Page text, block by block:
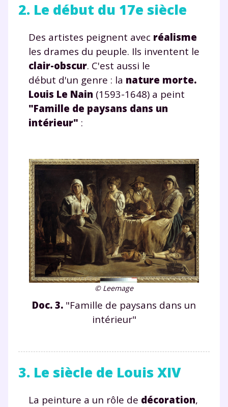
2. Le début du 17e siècle
Des artistes peignent avec réalisme
les drames du peuple. Ils inventent le
clair-obscur. C'est aussi le
début d'un genre : la nature morte.
Louis Le Nain (1593-1648) a peint
"Famille de paysans dans un
intérieur" :
© Leemage
Doc. 3. "Famille de paysans dans un
intérieur"
3. Le siècle de Louis XIV
La peinture a un rôle de décoration,